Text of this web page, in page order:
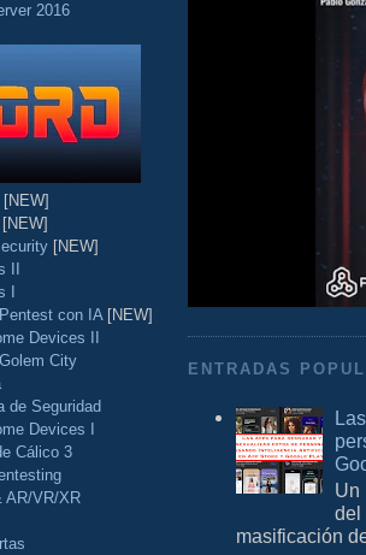
2016
[NEW]
[NEW]
[NEW]
II
I
con IA [NEW]
Devices II
City
de Seguridad
Devices I
Cálico 3
AR/VR/XR
ENTRADAS
Un
del
masificación